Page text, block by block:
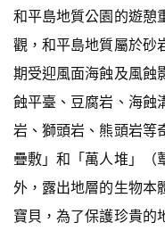
和平島地質公園的遊憩
觀，和平島地質屬於砂
期受迎風面海蝕及風蝕
蝕平臺、豆腐岩、海蝕
岩、獅頭岩、熊頭岩等
疊敷」和「萬人堆」（
外，露出地層的生物本
寶貝，為了保護珍貴的